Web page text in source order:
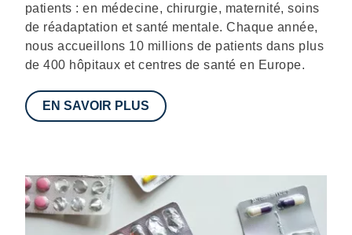
patients : en médecine, chirurgie, maternité, soins
de réadaptation et santé mentale. Chaque année,
nous accueillons 10 millions de patients dans plus
de 400 hôpitaux et centres de santé en Europe.
EN SAVOIR PLUS